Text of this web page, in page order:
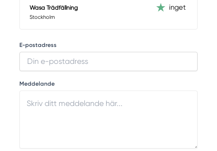
Wasa Trädfällning
Stockholm
inget
E-postadress
Meddelande